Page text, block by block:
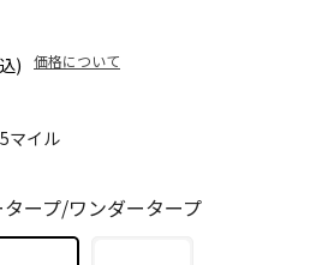
マイル
) 価格について
ープ/ワンダータープ